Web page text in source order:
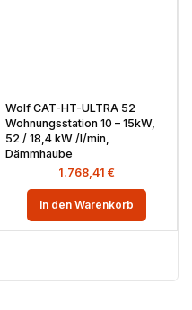
Wolf CAT-HT-ULTRA 52
Wohnungsstation 10 – 15kW,
52 / 18,4 kW /l/min,
Dämmhaube
1.768,41 €
In den Warenkorb